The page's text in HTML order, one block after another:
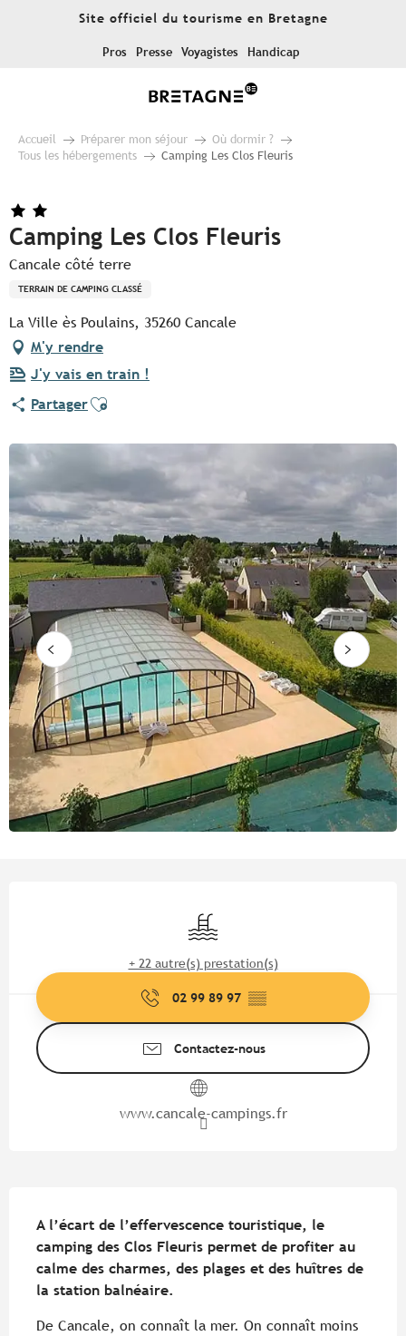
Site officiel du tourisme en Bretagne
Pros Presse Voyagistes Handicap
Accueil Préparer mon séjour
Où dormir ?
Tous les hébergements
Camping Les Clos Fleuris
Camping Les Clos Fleuris
Cancale côté terre
TERRAIN DE CAMPING CLASSÉ
La Ville ès Poulains, 35260 Cancale
M'y rendre
J'y vais en train !
PartagerAjouter aux favoris
Piscine
+ 22 autre(s) prestation(s)
02 99 89 97 ▒▒
Contactez-nous
www.cancale-campings.fr
A l’écart de l’effervescence touristique, le
camping des Clos Fleuris permet de profiter au
calme des charmes, des plages et des huîtres de
la station balnéaire.
De Cancale, on connaît la mer. On connaît moins